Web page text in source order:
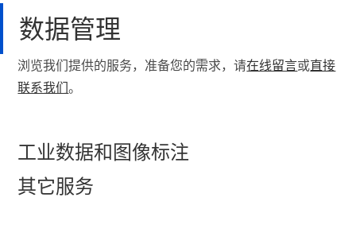
数据管理
浏览我们提供的服务，准备您的需求，请在线留言或直接
联系我们。
工业数据和图像标注
其它服务